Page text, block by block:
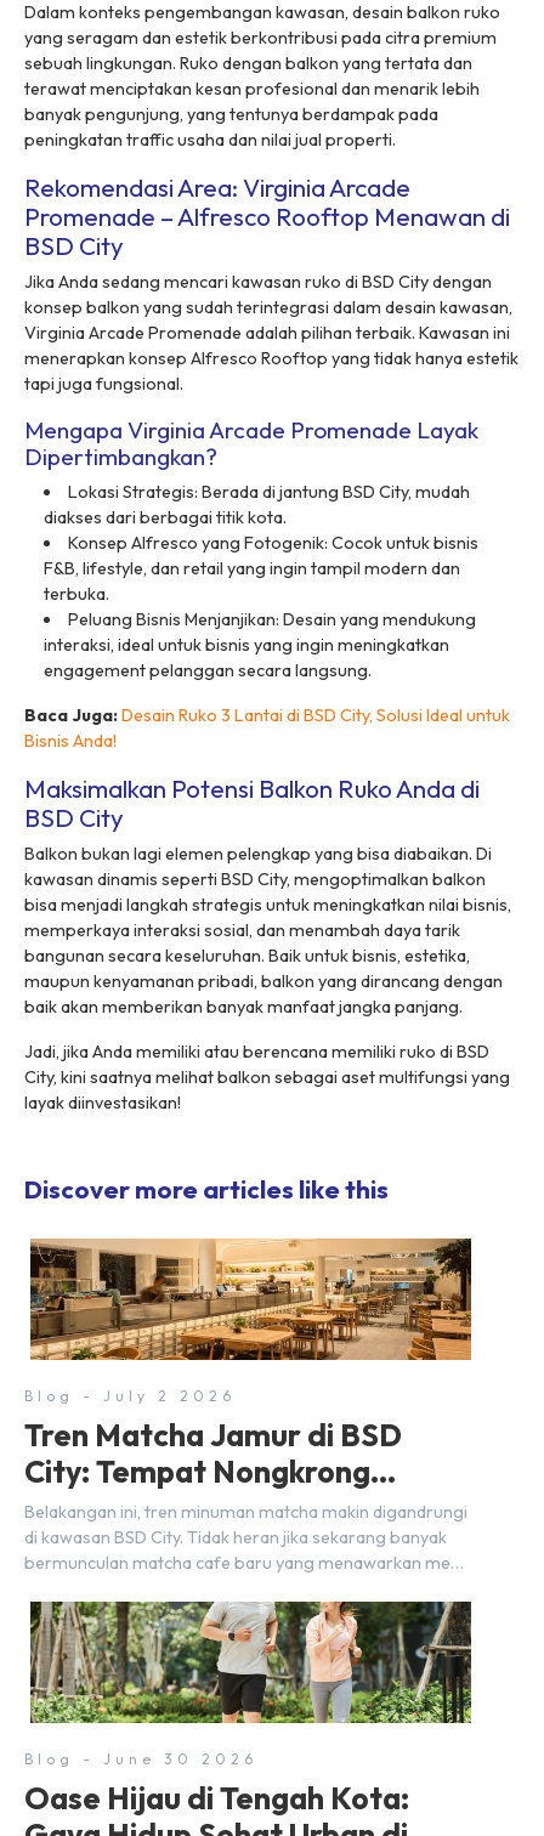
Dalam konteks pengembangan kawasan, desain balkon ruko
yang seragam dan estetik berkontribusi pada citra premium
sebuah lingkungan. Ruko dengan balkon yang tertata dan
terawat menciptakan kesan profesional dan menarik lebih
banyak pengunjung, yang tentunya berdampak pada
peningkatan traffic usaha dan nilai jual properti.
Rekomendasi Area: Virginia Arcade
Promenade – Alfresco Rooftop Menawan di
BSD City
Jika Anda sedang mencari kawasan ruko di BSD City dengan
konsep balkon yang sudah terintegrasi dalam desain kawasan,
Virginia Arcade Promenade adalah pilihan terbaik. Kawasan ini
menerapkan konsep Alfresco Rooftop yang tidak hanya estetik
tapi juga fungsional.
Mengapa Virginia Arcade Promenade Layak
Dipertimbangkan?
Lokasi Strategis: Berada di jantung BSD City, mudah
diakses dari berbagai titik kota.
Konsep Alfresco yang Fotogenik: Cocok untuk bisnis
F&B, lifestyle, dan retail yang ingin tampil modern dan
terbuka.
Peluang Bisnis Menjanjikan: Desain yang mendukung
interaksi, ideal untuk bisnis yang ingin meningkatkan
engagement pelanggan secara langsung.
Baca Juga:Desain Ruko 3 Lantai di BSD City, Solusi Ideal untuk
Bisnis Anda!
Maksimalkan Potensi Balkon Ruko Anda di
BSD City
Balkon bukan lagi elemen pelengkap yang bisa diabaikan. Di
kawasan dinamis seperti BSD City, mengoptimalkan balkon
bisa menjadi langkah strategis untuk meningkatkan nilai bisnis,
memperkaya interaksi sosial, dan menambah daya tarik
bangunan secara keseluruhan. Baik untuk bisnis, estetika,
maupun kenyamanan pribadi, balkon yang dirancang dengan
baik akan memberikan banyak manfaat jangka panjang.
Jadi, jika Anda memiliki atau berencana memiliki ruko di BSD
City, kini saatnya melihat balkon sebagai aset multifungsi yang
layak diinvestasikan!
Discover more articles like this
Blog - July 2 2026
Tren Matcha Jamur di BSD
City: Tempat Nongkrong
Estetik Dekat Hunian
Belakangan ini, tren minuman matcha makin digandrungi
di kawasan BSD City. Tidak heran jika sekarang banyak
bermunculan matcha cafe baru yang menawarkan menu
nyaman, baik untuk produktif bekerja (WFC) maupun
sekadar bersantai bersama orang terdekat. Kabar
baiknya, deretan kafe hits ini tersebar di lokasi-lokasi
strategis yang sangat […]
Blog - June 30 2026
Oase Hijau di Tengah Kota: